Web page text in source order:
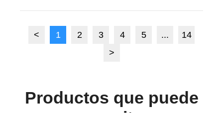
< 1 2 3 4 5 ...
14
>
Productos que puede